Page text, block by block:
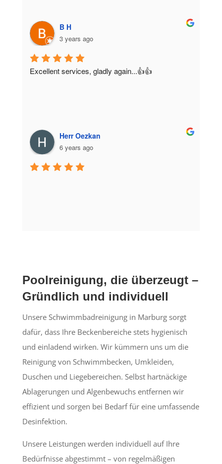
B H
3 years ago
Excellent services, gladly again...👍👍
Herr Oezkan
6 years ago
Poolreinigung, die überzeugt –
Gründlich und individuell
Unsere Schwimmbadreinigung in Marburg sorgt
dafür, dass Ihre Beckenbereiche stets hygienisch
und einladend wirken. Wir kümmern uns um die
Reinigung von Schwimmbecken, Umkleiden,
Duschen und Liegebereichen. Selbst hartnäckige
Ablagerungen und Algenbewuchs entfernen wir
effizient und sorgen bei Bedarf für eine umfassende
Desinfektion.
Unsere Leistungen werden individuell auf Ihre
Bedürfnisse abgestimmt – von regelmäßigen